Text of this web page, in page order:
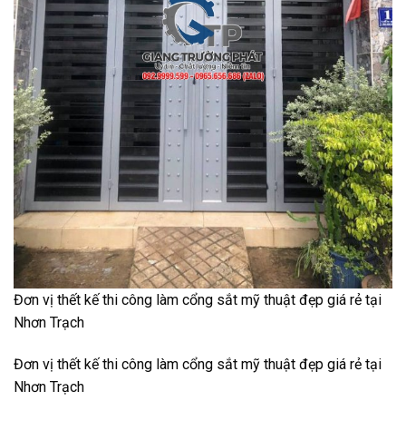
Đơn vị thết kế thi công làm cổng sắt mỹ thuật đẹp giá rẻ tại
Nhơn Trạch
Đơn vị thết kế thi công làm cổng sắt mỹ thuật đẹp giá rẻ tại
Nhơn Trạch